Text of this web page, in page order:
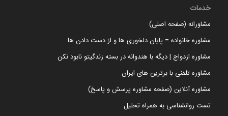
خدمات
مشاورانه (صفحه اصلی)
مشاوره خانواده = پایان دلخوری ها و از دست دادن ها
مشاوره ازدواج | دیگه با هندوانه در بسته زندگیتو نابود نکن
مشاوره تلفنی با برترین های ایران
مشاوره آنلاین (صفحه مشاوره پرسش و پاسخ)
تست روانشناسی به همراه تحلیل